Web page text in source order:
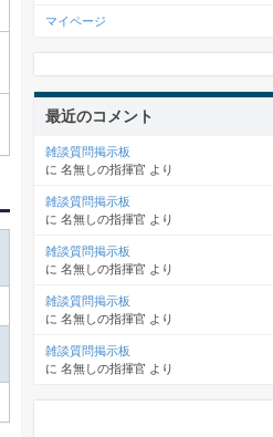
マイページ
最近のコメント
雑談質問掲示板
に 名無しの指揮官 より
雑談質問掲示板
に 名無しの指揮官 より
雑談質問掲示板
に 名無しの指揮官 より
雑談質問掲示板
に 名無しの指揮官 より
雑談質問掲示板
に 名無しの指揮官 より